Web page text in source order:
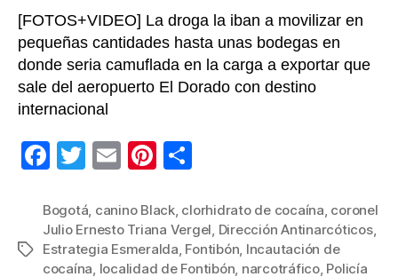
[FOTOS+VIDEO] La droga la iban a movilizar en
pequeñas cantidades hasta unas bodegas en
donde seria camuflada en la carga a exportar que
sale del aeropuerto El Dorado con destino
internacional
F
c
e
b
T
tt
er
E
ail
Pi
er
e
st
m
p
ar
Etiquetas
Bogotá canino Black, clorhidrato de cocaína coronel
Julio Ernesto Triana Vergel Dirección Antinarcóticos,
Estrategia Esmeralda Fontibón Incautación de
cocaína localidad de Fontibón narcotráfico, Policía